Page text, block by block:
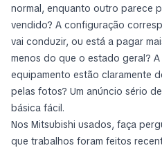
normal, enquanto outro parece
vendido? A configuração
vai conduzir, ou está a pagar
menos do que o estado geral?
equipamento estão claramente
pelas fotos? Um anúncio sério
básica fácil.
Nos Mitsubishi usados, faça
que trabalhos foram feitos